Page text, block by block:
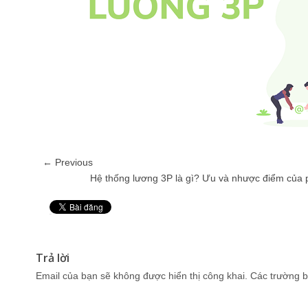
← Previous
Hệ thống lương 3P là gì? Ưu và nhược điểm của
Trả lời
Email của bạn sẽ không được hiển thị công khai. Các trường